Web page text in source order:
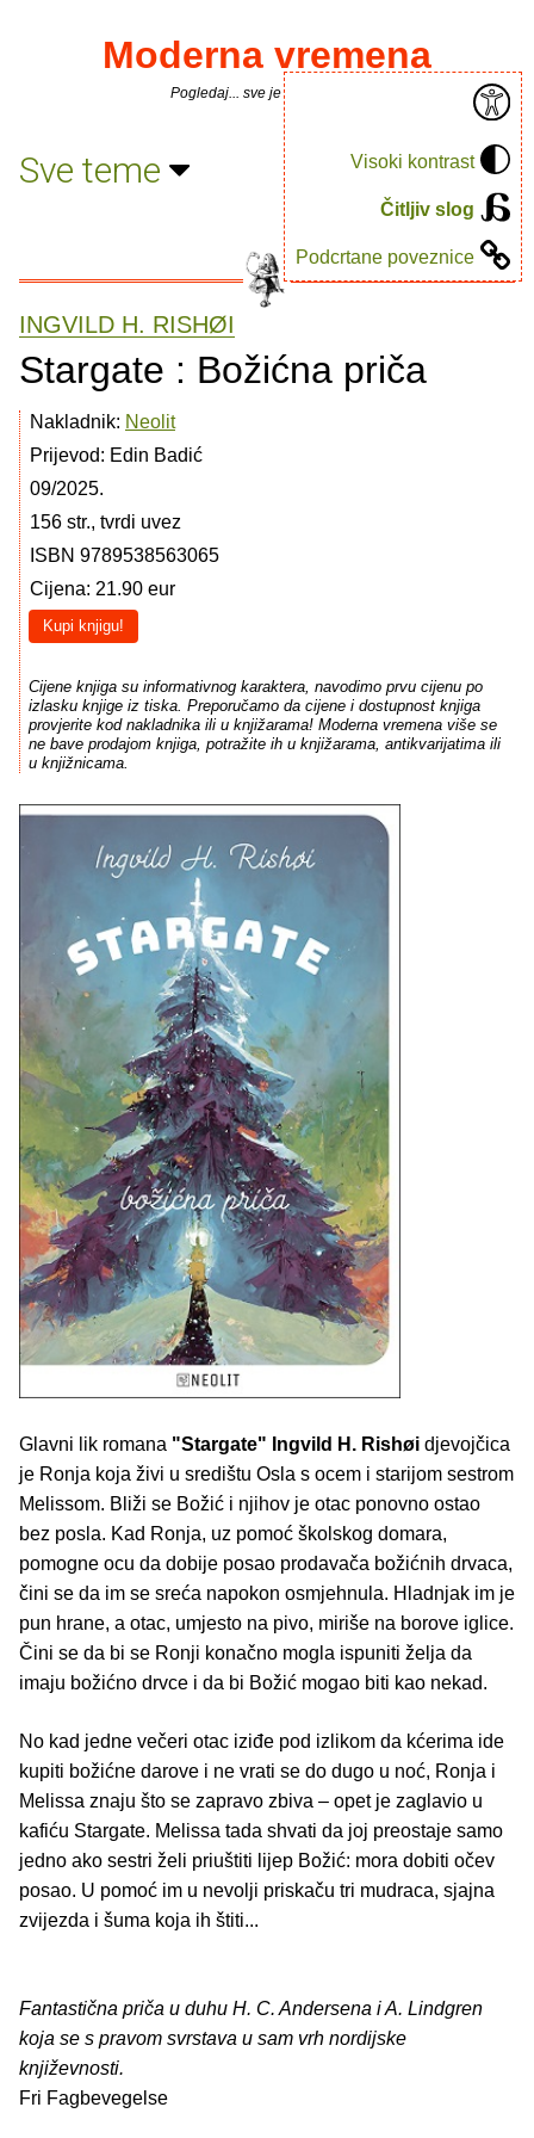
Visoki kontrast
Čitljiv slog
Podcrtane poveznice
Moderna vremena
Pogledaj... sve je puno knjiga.
Sve teme
INGVILD H. RISHØI
Stargate : Božićna priča
Nakladnik: Neolit
Prijevod: Edin Badić
09/2025.
156 str., tvrdi uvez
ISBN 9789538563065
Cijena: 21.90 eur
Kupi knjigu!
Cijene knjiga su informativnog karaktera, navodimo prvu cijenu po
izlasku knjige iz tiska. Preporučamo da cijene i dostupnost knjiga
provjerite kod nakladnika ili u knjižarama! Moderna vremena više se
ne bave prodajom knjiga, potražite ih u knjižarama, antikvarijatima ili
u knjižnicama.
Glavni lik romana "Stargate" Ingvild H. Rishøi djevojčica
je Ronja koja živi u središtu Osla s ocem i starijom sestrom
Melissom. Bliži se Božić i njihov je otac ponovno ostao
bez posla. Kad Ronja, uz pomoć školskog domara,
pomogne ocu da dobije posao prodavača božićnih drvaca,
čini se da im se sreća napokon osmjehnula. Hladnjak im je
pun hrane, a otac, umjesto na pivo, miriše na borove iglice.
Čini se da bi se Ronji konačno mogla ispuniti želja da
imaju božićno drvce i da bi Božić mogao biti kao nekad.
No kad jedne večeri otac iziđe pod izlikom da kćerima ide
kupiti božićne darove i ne vrati se do dugo u noć, Ronja i
Melissa znaju što se zapravo zbiva – opet je zaglavio u
kafiću Stargate. Melissa tada shvati da joj preostaje samo
jedno ako sestri želi priuštiti lijep Božić: mora dobiti očev
posao. U pomoć im u nevolji priskaču tri mudraca, sjajna
zvijezda i šuma koja ih štiti...
Fantastična priča u duhu H. C. Andersena i A. Lindgren
koja se s pravom svrstava u sam vrh nordijske
književnosti.
Fri Fagbevegelse